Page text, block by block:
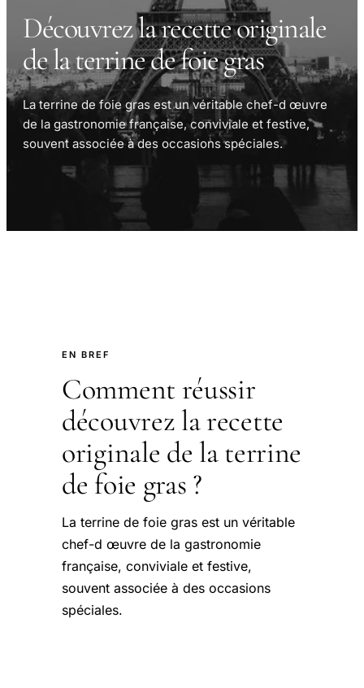
Découvrez la recette originale
de la terrine de foie gras
La terrine de foie gras est un véritable chef-d œuvre
de la gastronomie française, conviviale et festive,
souvent associée à des occasions spéciales.
EN BREF
Comment réussir
découvrez la recette
originale de la terrine
de foie gras ?
La terrine de foie gras est un véritable
chef-d œuvre de la gastronomie
française, conviviale et festive,
souvent associée à des occasions
spéciales.